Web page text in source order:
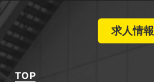
求人情報
TOP